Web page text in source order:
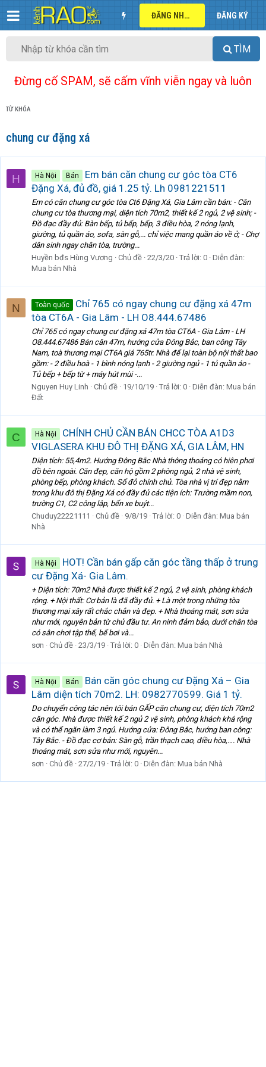
ĐĂNG NHẬP ĐĂNG KÝ
TÌM
Đừng cố SPAM, sẽ cấm vĩnh viễn ngay và luôn
TỪ KHÓA
chung cư đặng xá
H Hà Nội Bán
Em bán căn chung cư góc tòa CT6
Đặng Xá, đủ đồ, giá 1.25 tỷ. Lh 0981221511
Em có căn chung cư góc tòa Ct6 Đặng Xá, Gia Lâm cần bán: - Căn
chung cư tòa thương mại, diện tích 70m2, thiết kế 2 ngủ, 2 vệ sinh; -
Đồ đạc đầy đủ: Bàn bếp, tủ bếp, bếp, 3 điều hòa, 2 nóng lạnh,
giường, tủ quần áo, sofa, sàn gỗ,... chỉ việc mang quần áo về ở; - Chợ
dân sinh ngay chân tòa, trường...
Huyền bđs Hùng Vương
Chủ đề 22/3/20 Trả lời: 0 Diễn đàn:
Mua bán Nhà
N Toàn quốc
Chỉ 765 có ngay chung cư đặng xá 47m
tòa CT6A - Gia Lâm - LH O8.444.67486
Chỉ 765 có ngay chung cư đặng xá 47m tòa CT6A - Gia Lâm - LH
O8.444.67486 Bán căn 47m, hướng cửa Đông Bắc, ban công Tây
Nam, toà thương mại CT6A giá 765tr. Nhà để lại toàn bộ nội thất bao
gồm: - 2 điều hoà - 1 bình nóng lạnh - 2 giường ngủ - 1 tủ quần áo -
Tủ bếp + bếp từ + máy hút mùi -...
Nguyen Huy Linh
Chủ đề 19/10/19 Trả lời: 0 Diễn đàn: Mua bán
Đất
C Hà Nội
CHÍNH CHỦ CẦN BÁN CHCC TÒA A1D3
VIGLASERA KHU ĐÔ THỊ ĐẶNG XÁ, GIA LÂM, HN
Diện tích: 55,4m2. Hướng Đông Bắc Nhà thông thoáng có hiên phơi
đồ bên ngoài. Căn đẹp, căn hộ gồm 2 phòng ngủ, 2 nhà vệ sinh,
phòng bếp, phòng khách. Sổ đỏ chính chủ. Tòa nhà vị trí đẹp nằm
trong khu đô thị Đặng Xá có đầy đủ các tiện ích: Trường mầm non,
trường C1, C2 công lập, bến xe buýt...
Chuduy22221111
Chủ đề 9/8/19 Trả lời: 0 Diễn đàn: Mua bán
Nhà
Hà Nội
HOT! Cần bán gấp căn góc tầng thấp ở trung
cư Đặng Xá- Gia Lâm.
+ Diện tích: 70m2 Nhà được thiết kế 2 ngủ, 2 vệ sinh, phòng khách
rộng. + Nội thất: Cơ bản là đã đầy đủ. + Là một trong những tòa
thương mại xây rất chắc chắn và đẹp. + Nhà thoáng mát, sơn sửa
như mới, nguyên bản từ chủ đầu tư. An ninh đảm bảo, dưới chân tòa
có sân chơi tập thể, bể bơi và...
sơn
Chủ đề 23/3/19 Trả lời: 0 Diễn đàn: Mua bán Nhà
Hà Nội Bán
Bán căn góc chung cư Đặng Xá – Gia
Lâm diện tích 70m2. LH: 0982770599. Giá 1 tỷ.
Do chuyển công tác nên tôi bán GẤP căn chung cư, diện tích 70m2
căn góc. Nhà được thiết kế 2 ngủ 2 vệ sinh, phòng khách khá rộng
và có thể ngăn làm 3 ngủ. Hướng cửa: Đông Bắc, hướng ban công:
Tây Bắc. - Đồ đạc cơ bản: Sàn gỗ, trần thạch cao, điều hòa,…. Nhà
thoáng mát, sơn sửa như mới, nguyên...
sơn
Chủ đề 27/2/19 Trả lời: 0 Diễn đàn: Mua bán Nhà